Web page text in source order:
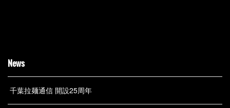
News
千葉拉麺通信 開設25周年